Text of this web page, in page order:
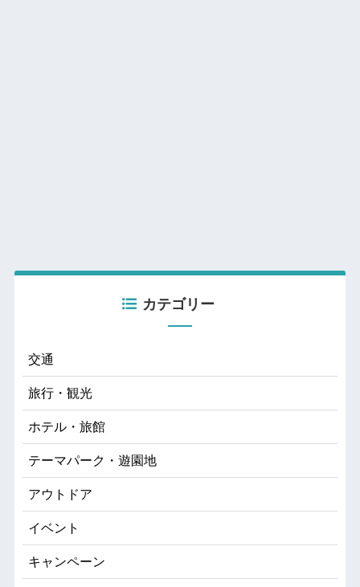
カテゴリー
交通
旅行・観光
ホテル・旅館
テーマパーク・遊園地
アウトドア
イベント
キャンペーン